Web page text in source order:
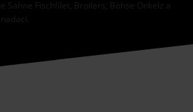
Sahne Fischfilet, Broilers, Böhse Onkelz a